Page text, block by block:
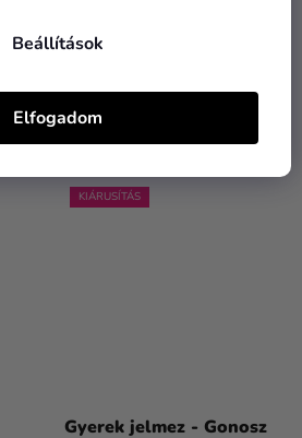
Beállítások
Elfogadom
KIÁRUSÍTÁS
Gyerek jelmez - Gonosz